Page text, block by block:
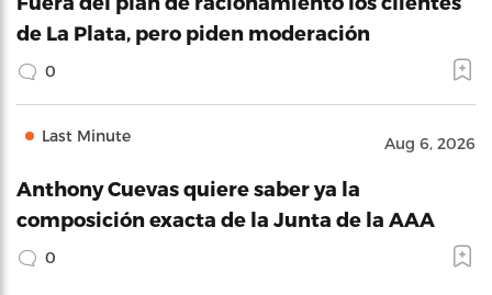
de La Plata, pero piden moderación
0
Last Minute Aug 6, 2026
Anthony Cuevas quiere saber ya la
composición exacta de la Junta de la AAA
0